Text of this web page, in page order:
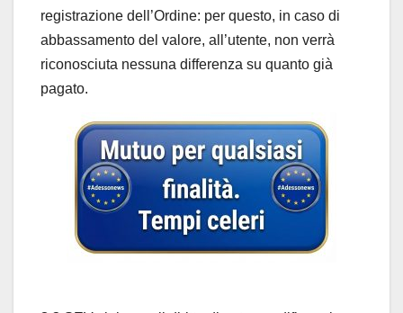
registrazione dell’Ordine: per questo, in caso di
abbassamento del valore, all’utente, non verrà
riconosciuta nessuna differenza su quanto già
pagato.